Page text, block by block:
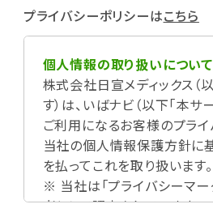
プライバシーポリシーはこちら
個人情報の取り扱いについて
株式会社日宣メディックス（
す）は、いばナビ（以下「本サ
ご利用になるお客様のプライ
当社の個人情報保護方針に
を払ってこれを取り扱います。
※ 当社は「プライバシーマ
者として認定されています。